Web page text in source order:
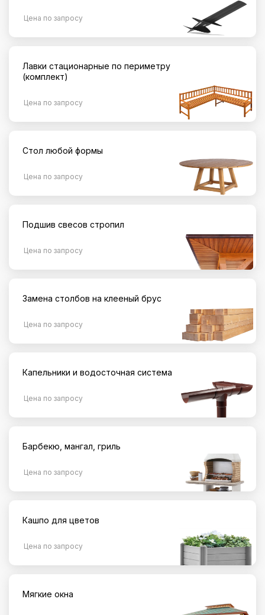
Цена по запросу
Лавки стационарные по периметру
(комплект)
Цена по запросу
Стол любой формы
Цена по запросу
Подшив свесов стропил
Цена по запросу
Замена столбов на клееный брус
Цена по запросу
Капельники и водосточная система
Цена по запросу
Барбекю, мангал, гриль
Цена по запросу
Кашпо для цветов
Цена по запросу
Мягкие окна